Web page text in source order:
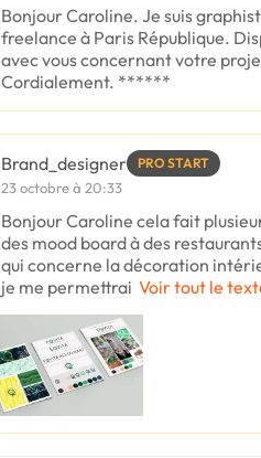
Bonjour Caroline. Je suis
freelance à Paris République.
avec vous concernant votre
Cordialement. ******
Brand_designer PRO START
23 octobre à 20:33
Bonjour Caroline cela fait
des mood board à des
qui concerne la décoration
je me permettrai Voir tout le